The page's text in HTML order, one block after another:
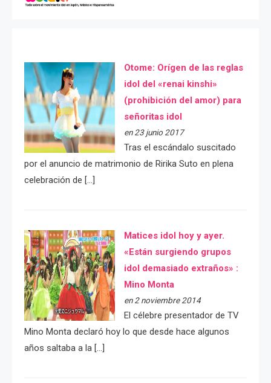
Otome: Orígen de las reglas
idol del «renai kinshi»
(prohibición del amor) para
señoritas idol
en 23 junio 2017
Tras el escándalo suscitado
por el anuncio de matrimonio de Ririka Suto en plena
celebración de […]
Matices idol hoy y ayer.
«Están surgiendo grupos
idol demasiado extraños» :
Mino Monta
en 2 noviembre 2014
El célebre presentador de TV
Mino Monta declaró hoy lo que desde hace algunos
años saltaba a la […]